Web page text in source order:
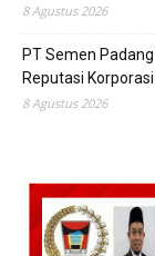
8 Agustus 2026
PT Semen
Reputasi
8 Agustus 2026